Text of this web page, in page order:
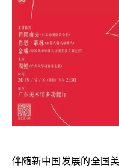
伴随新中国发展的全国